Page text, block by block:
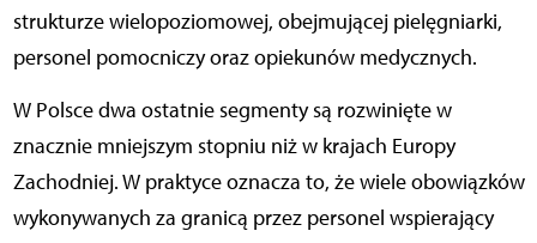
strukturze wielopoziomowej, obejmującej pielęgniarki,
personel pomocniczy oraz opiekunów medycznych.
W Polsce dwa ostatnie segmenty są rozwinięte w
znacznie mniejszym stopniu niż w krajach Europy
Zachodniej. W praktyce oznacza to, że wiele obowiązków
wykonywanych za granicą przez personel wspierający